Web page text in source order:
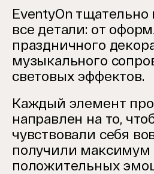
EventyOn
все детали: от
праздничного
музыкального
световых эффектов.
Каждый элемент
направлен на то,
чувствовали себя
получили максимум
положительных